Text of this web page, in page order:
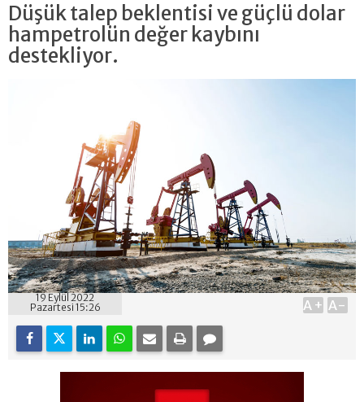
Düşük talep beklentisi ve güçlü dolar
hampetrolün değer kaybını
destekliyor.
19 Eylül 2022
Pazartesi 15:26
A+ A-